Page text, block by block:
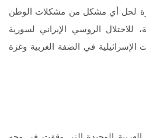
لحل أي مشكل من مشكلات الوطن
للاحتلال الروسي الإيراني لسورية
الإسرائيلية في الضفة الغربية وغزة